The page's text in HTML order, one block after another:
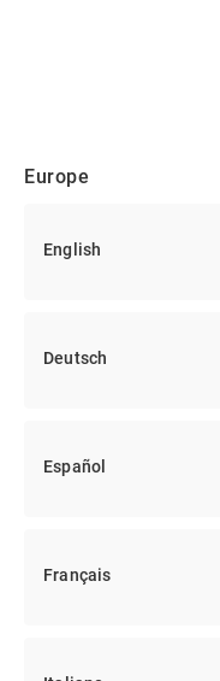
Europe
English
Deutsch
Español
Français